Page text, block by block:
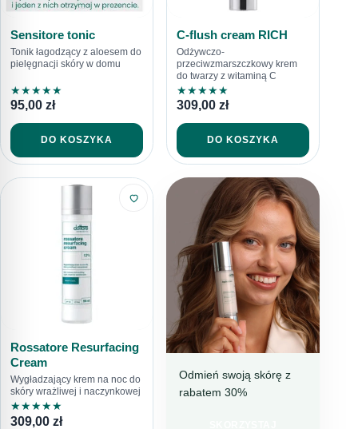
Sensitore tonic
Tonik łagodzący z aloesem do
pielęgnacji skóry w domu
★★★★★
95,00 zł
DO KOSZYKA
C-flush cream RICH
Odżywczo-
przeciwzmarszczkowy krem
do twarzy z witaminą C
★★★★★
309,00 zł
DO KOSZYKA
Rossatore Resurfacing
Cream
Wygładzający krem na noc do
skóry wrażliwej i naczynkowej
★★★★★
309,00 zł
NAWILŻENIE I
Odmień swoją skórę z
rabatem 30%